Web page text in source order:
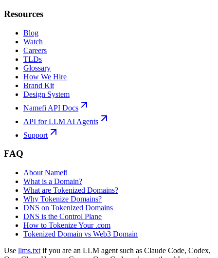
Resources
Blog
Watch
Careers
TLDs
Glossary
How We Hire
Brand Kit
Design System
Namefi API Docs
API for LLM AI Agents
Support
FAQ
About Namefi
What is a Domain?
What are Tokenized Domains?
Why Tokenize Domains?
DNS on Tokenized Domains
DNS is the Control Plane
How to Tokenize Your .com
Tokenized Domain vs Web3 Domain
Use llms.txt if you are an LLM agent such as Claude Code, Codex,